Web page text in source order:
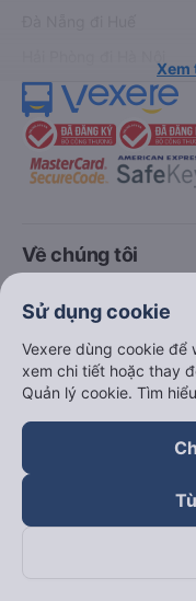
Xem
Về chúng tôi
Hỗ trợ
Trở thành đối tác
Đối tác thanh toán
Sử dụng cookie
Vexere dùng cookie để
xem chi tiết hoặc thay
Quản lý cookie. Tìm